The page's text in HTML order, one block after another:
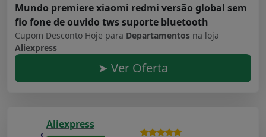
Mundo premiere xiaomi redmi versão global sem
fio fone de ouvido tws suporte bluetooth
Cupom Desconto Hoje para Departamentos na loja
Aliexpress
➤ Ver Oferta
Aliexpress